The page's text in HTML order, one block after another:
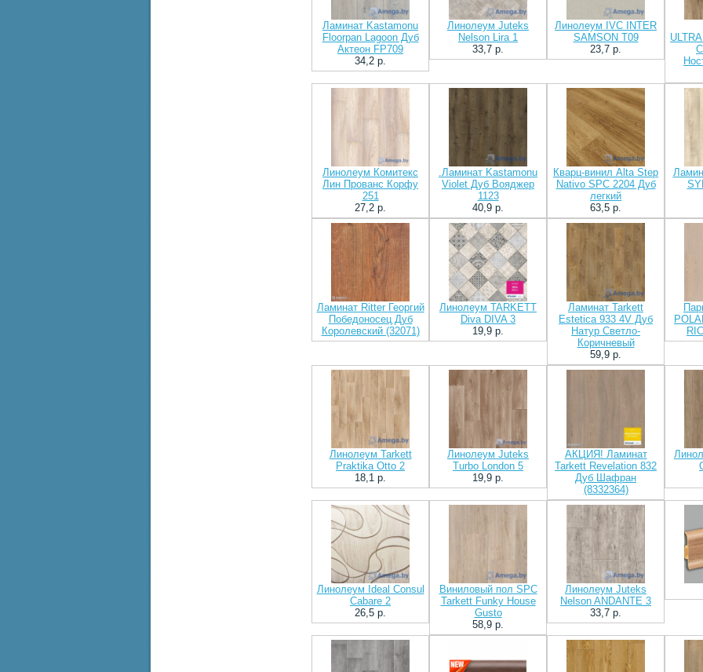
Ламинат Kastamonu
Floorpan Lagoon Дуб
Актеон FP709
34,2 p.
Линолеум Juteks
Nelson Lira 1
33,7 p.
Линолеум IVC INTER
SAMSON T09
23,7 p.
Линолеум Комитекс
Лин Прованс Корфу
251
27,2 p.
.Ламинат Kastamonu
Violet Дуб Вояджер
1123
40,9 p.
Кварц-винил Alta Step
Nativo SPC 2204 Дуб
легкий
63,5 p.
Ламинат Ritter Георгий
Победоносец Дуб
Королевский (32071)
Линолеум TARKETT
Diva DIVA 3
19,9 p.
Ламинат Tarkett
Estetica 933 4V Дуб
Натур Светло-
Коричневый
59,9 p.
Линолеум Tarkett
Praktika Otto 2
18,1 p.
Линолеум Juteks
Turbo London 5
19,9 p.
АКЦИЯ! Ламинат
Tarkett Revelation 832
Дуб Шафран
(8332364)
Линолеум Ideal Consul
Cabare 2
26,5 p.
Виниловый пол SPC
Tarkett Funky House
Gusto
58,9 p.
Линолеум Juteks
Nelson ANDANTE 3
33,7 p.